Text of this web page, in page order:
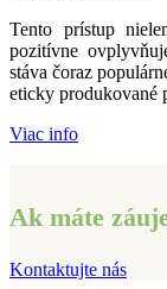
Tento prístup
pozitívne
stáva čoraz
eticky produkované
Viac info
Ak máte
Kontaktujte nás